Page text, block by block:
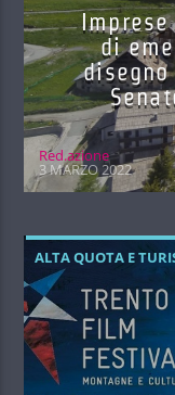
di
Red.azione
3 MARZO 2022
ALTA QUOTA E